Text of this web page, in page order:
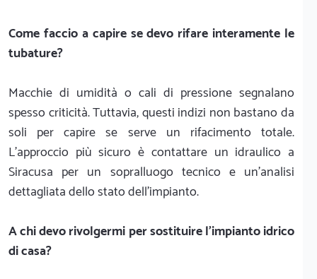
Come faccio a capire se devo rifare interamente le
tubature?
Macchie di umidità o cali di pressione segnalano
spesso criticità. Tuttavia, questi indizi non bastano da
soli per capire se serve un rifacimento totale.
L'approccio più sicuro è contattare un idraulico a
Siracusa per un sopralluogo tecnico e un'analisi
dettagliata dello stato dell'impianto.
A chi devo rivolgermi per sostituire l'impianto idrico
di casa?